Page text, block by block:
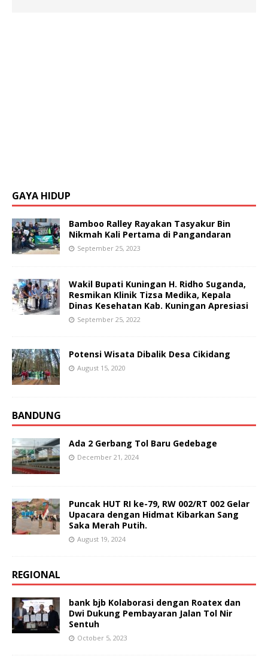
GAYA HIDUP
Bamboo Ralley Rayakan Tasyakur Bin
Nikmah Kali Pertama di Pangandaran
September 25, 2023
Wakil Bupati Kuningan H. Ridho Suganda,
Resmikan Klinik Tizsa Medika, Kepala
Dinas Kesehatan Kab. Kuningan Apresiasi
September 25, 2022
Potensi Wisata Dibalik Desa Cikidang
August 15, 2020
BANDUNG
Ada 2 Gerbang Tol Baru Gedebage
December 21, 2024
Puncak HUT RI ke-79, RW 002/RT 002 Gelar
Upacara dengan Hidmat Kibarkan Sang
Saka Merah Putih.
August 19, 2024
REGIONAL
bank bjb Kolaborasi dengan Roatex dan
Dwi Dukung Pembayaran Jalan Tol Nir
Sentuh
October 5, 2023